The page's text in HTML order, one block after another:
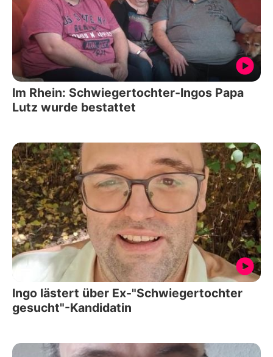
Im Rhein: Schwiegertochter-Ingos Papa
Lutz wurde bestattet
Ingo lästert über Ex-"Schwiegertochter
gesucht"-Kandidatin